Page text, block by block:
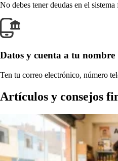
No debes tener deudas en el
Datos y cuenta a tu nombre
Ten tu correo electrónico, número
Artículos y consejos